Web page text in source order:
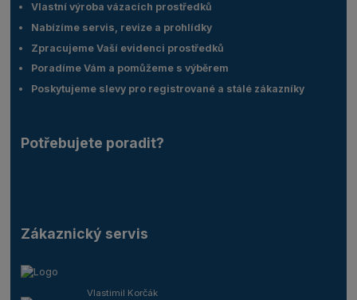
Vlastní výroba vázacích prostředků
Nabízíme servis, revize a prohlídky
Zpracujeme Vaší evidenci prostředků
Poradíme Vám a pomůžeme s výběrem
Poskytujeme slevy pro registrované a stálé zákazníky
Potřebujete poradit?
Zákaznický servis
Vlastimil Korčák